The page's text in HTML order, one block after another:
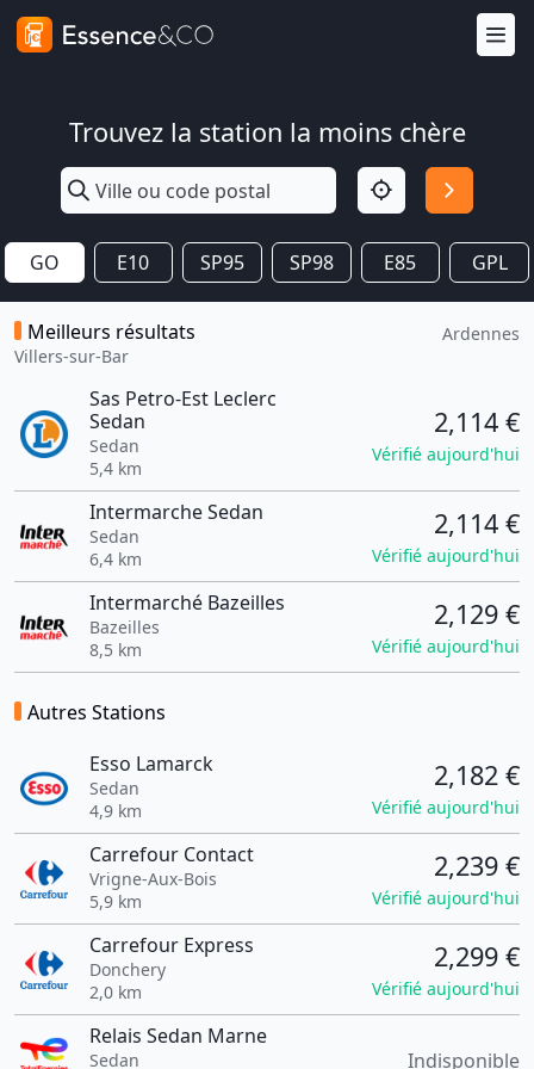
Trouvez la station la moins chère
GO E10 SP95 SP98 E85 GPL
Meilleurs résultats
Villers-sur-Bar
Ardennes
Sas Petro-Est Leclerc
Sedan
Sedan
5,4 km
2,114 €
Vérifié aujourd'hui
Intermarche Sedan
Sedan
6,4 km
2,114 €
Vérifié aujourd'hui
Intermarché Bazeilles
Bazeilles
8,5 km
2,129 €
Vérifié aujourd'hui
Autres Stations
Esso Lamarck
Sedan
4,9 km
2,182 €
Vérifié aujourd'hui
Carrefour Contact
Vrigne-Aux-Bois
5,9 km
2,239 €
Vérifié aujourd'hui
Carrefour Express
Donchery
2,0 km
2,299 €
Vérifié aujourd'hui
Relais Sedan Marne
Sedan Indisponible